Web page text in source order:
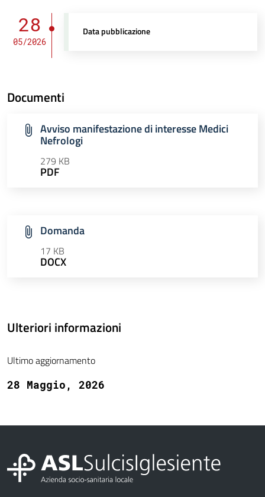
28
05/2026
Data pubblicazione
Documenti
Avviso manifestazione di interesse Medici
Nefrologi
279 KB
PDF
Domanda
17 KB
DOCX
Ulteriori informazioni
Ultimo aggiornamento
28 Maggio, 2026